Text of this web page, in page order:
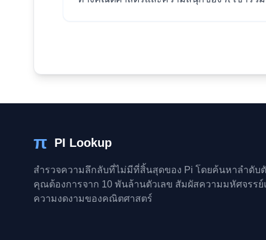
π PI Lookup
สำรวจความลึกลับที่ไม่มีที่สิ้นสุดของ Pi โดยค้นหาลำดับ
คุณต้องการจาก 10 พันล้านตัวเลข สัมผัสความมหัศจรรย์
ความงดงามของคณิตศาสตร์